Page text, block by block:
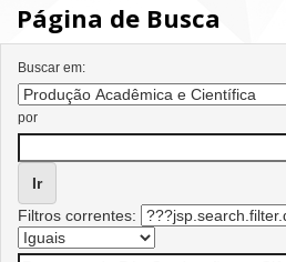
Página de Busca
Buscar em:
por
Filtros correntes: